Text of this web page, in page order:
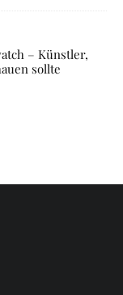
– Künstler,
sollte